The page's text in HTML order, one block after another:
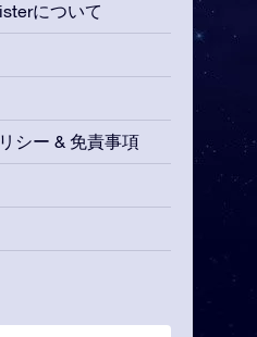
について
シー & 免責事項